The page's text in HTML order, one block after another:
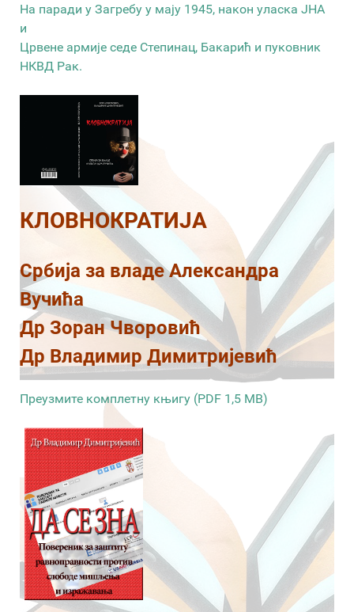
На паради у Загребу у мају 1945, након уласка ЈНА
и
Црвене армије седе Степинац, Бакарић и пуковник
НКВД Рак.
КЛОВНОКРАТИЈА
Србија за владе Александра
Вучића
Др Зоран Чворовић
Др Владимир Димитријевић
Преузмите комплетну књигу (PDF 1,5 MB)